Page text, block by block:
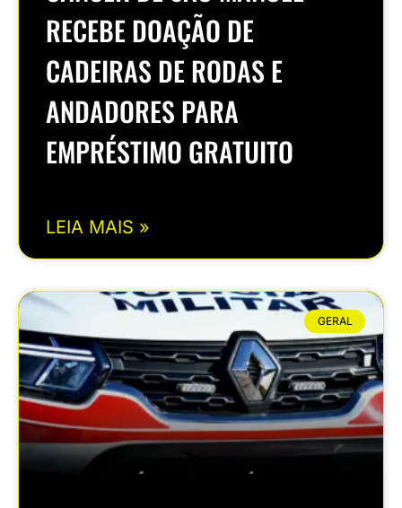
RECEBE DOAÇÃO DE
CADEIRAS DE RODAS E
ANDADORES PARA
EMPRÉSTIMO GRATUITO
LEIA MAIS »
GERAL